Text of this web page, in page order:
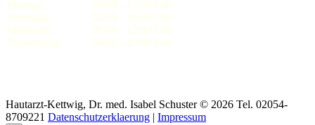
Montag:
Dienstag:
Mittwoch:
Donnerstag:
08:00 - 12:00 Uhr
14:00 - 20:00 Uhr
08:00 - 12:00 Uhr
08:00 - 12:00 Uhr
Hautarzt-Kettwig, Dr. med. Isabel Schuster © 2026 Tel. 02054-
8709221 Datenschutzerklaerung | Impressum